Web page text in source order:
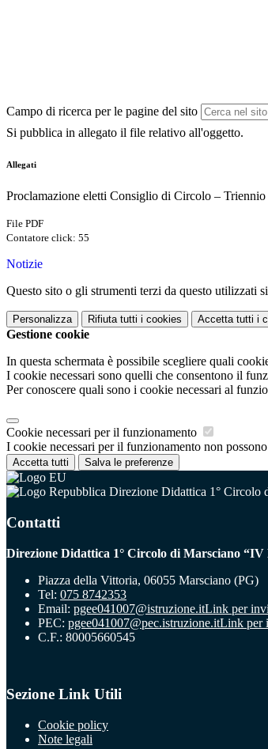
Campo di ricerca per le pagine del sito
Si pubblica in allegato il file relativo all'oggetto.
Allegati
Proclamazione eletti Consiglio di Circolo –
File PDF
Contatore click: 55
Notizie
Questo sito o gli strumenti terzi da questo utilizzati
Personalizza Rifiuta tutti i cookies Accetta tutti i
Gestione cookie
In questa schermata è possibile scegliere quali
I cookie necessari sono quelli che consentono il
Per conoscere quali sono i cookie necessari al
Cookie necessari per il funzionamento
I cookie necessari per il funzionamento non
Accetta tutti Salva le preferenze
Direzione Didattica 1° Circolo
Contatti
Direzione Didattica 1° Circolo di Marsciano “IV
Piazza della Vittoria, 06055 Marsciano (PG)
Tel: 075 8742353
Email: pgee041007@istruzione.itLink per
PEC: pgee041007@pec.istruzione.itLink per
C.F.: 80005660545
Sezione Link Utili
Cookie policy
Note legali